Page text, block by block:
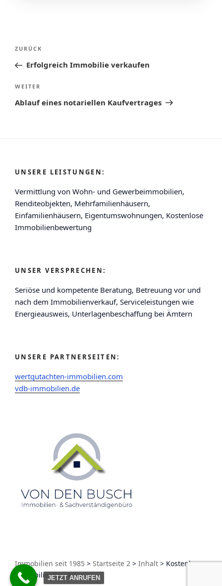
Beitragsnavigation
Vorheriger
Beitrag
ZURÜCK
Erfolgreich Immobilie verkaufen
Nächster
Beitrag
WEITER
Ablauf eines notariellen Kaufvertrages
UNSERE LEISTUNGEN:
Vermittlung von Wohn- und Gewerbeimmobilien,
Renditeobjekten, Mehrfamilienhäusern,
Einfamilienhäusern, Eigentumswohnungen, Kostenlose
Immobilienbewertung
UNSER VERSPRECHEN:
Seriöse und kompetente Beratung, Betreuung vor und
nach dem Immobilienverkauf, Serviceleistungen wie
Energieausweis, Unterlagenbeschaffung bei Ämtern
UNSERE PARTNERSEITEN:
wertgutachten-immobilien.com
vdb-immobilien.de
Immobilien seit 1985 > Startseite 2 > Inhalt > Kostenlose
Immobilienbewertung
JETZT ANRUFEN